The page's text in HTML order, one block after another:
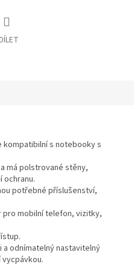
kompatibilní s notebooky s
má polstrované stěny,
potřebné příslušenství,
pro mobilní telefon, vizitky,
odnímatelný nastavitelný